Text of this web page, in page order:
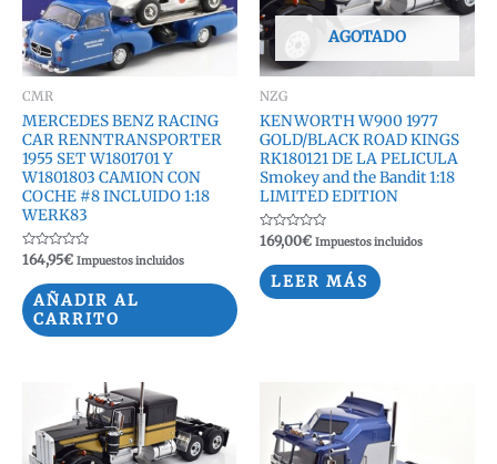
CMR
MERCEDES BENZ RACING
CAR RENNTRANSPORTER
1955 SET W1801701 Y
W1801803 CAMION CON
COCHE #8 INCLUIDO 1:18
WERK83
Valorado
con
de
5
164,95€ Impuestos incluidos
AÑADIR AL
CARRITO
AGOTADO
NZG
KENWORTH W900 1977
GOLD/BLACK ROAD KINGS
RK180121 DE LA PELICULA
Smokey and the Bandit 1:18
LIMITED EDITION
Valorado
con
de
5
169,00€ Impuestos incluidos
LEER MÁS